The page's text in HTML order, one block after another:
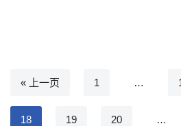
« 上一页 1 …
18 19 20 …